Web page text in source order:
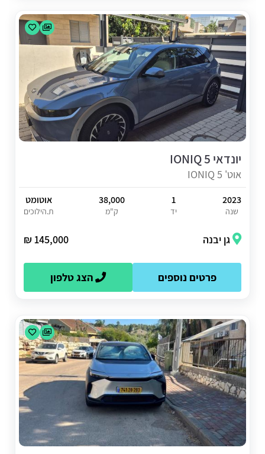
יונדאי IONIQ 5
אוט' IONIQ 5
2023
שנה
1
יד
38,000
ק"מ
אוטומט
ת.הילוכים
גן יבנה 145,000 ₪
פרטים נוספים הצג טלפון